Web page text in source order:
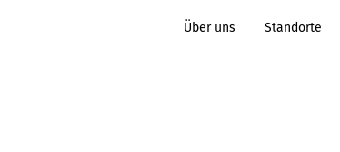
Über uns Standorte